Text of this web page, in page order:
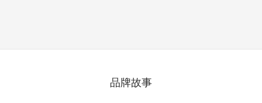
品牌故事